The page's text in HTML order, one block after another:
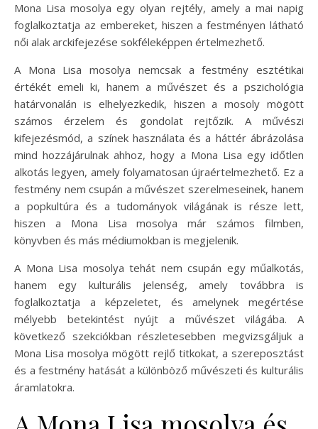
Mona Lisa mosolya egy olyan rejtély, amely a mai napig
foglalkoztatja az embereket, hiszen a festményen látható
női alak arckifejezése sokféleképpen értelmezhető.
A Mona Lisa mosolya nemcsak a festmény esztétikai
értékét emeli ki, hanem a művészet és a pszichológia
határvonalán is elhelyezkedik, hiszen a mosoly mögött
számos érzelem és gondolat rejtőzik. A művészi
kifejezésmód, a színek használata és a háttér ábrázolása
mind hozzájárulnak ahhoz, hogy a Mona Lisa egy időtlen
alkotás legyen, amely folyamatosan újraértelmezhető. Ez a
festmény nem csupán a művészet szerelmeseinek, hanem
a popkultúra és a tudományok világának is része lett,
hiszen a Mona Lisa mosolya már számos filmben,
könyvben és más médiumokban is megjelenik.
A Mona Lisa mosolya tehát nem csupán egy műalkotás,
hanem egy kulturális jelenség, amely továbbra is
foglalkoztatja a képzeletet, és amelynek megértése
mélyebb betekintést nyújt a művészet világába. A
következő szekciókban részletesebben megvizsgáljuk a
Mona Lisa mosolya mögött rejlő titkokat, a szereposztást
és a festmény hatását a különböző művészeti és kulturális
áramlatokra.